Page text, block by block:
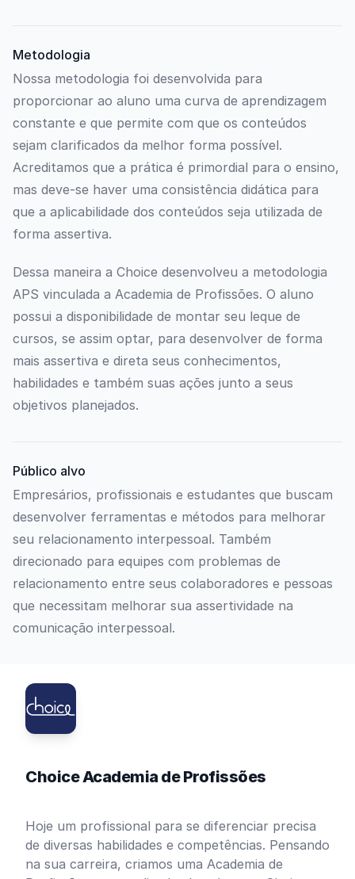
Metodologia
Nossa metodologia foi desenvolvida para
proporcionar ao aluno uma curva de aprendizagem
constante e que permite com que os conteúdos
sejam clarificados da melhor forma possível.
Acreditamos que a prática é primordial para o ensino,
mas deve-se haver uma consistência didática para
que a aplicabilidade dos conteúdos seja utilizada de
forma assertiva.
Dessa maneira a Choice desenvolveu a metodologia
APS vinculada a Academia de Profissões. O aluno
possui a disponibilidade de montar seu leque de
cursos, se assim optar, para desenvolver de forma
mais assertiva e direta seus conhecimentos,
habilidades e também suas ações junto a seus
objetivos planejados.
Público alvo
Empresários, profissionais e estudantes que buscam
desenvolver ferramentas e métodos para melhorar
seu relacionamento interpessoal. Também
direcionado para equipes com problemas de
relacionamento entre seus colaboradores e pessoas
que necessitam melhorar sua assertividade na
comunicação interpessoal.
Choice Academia de Profissões
Hoje um profissional para se diferenciar precisa
de diversas habilidades e competências. Pensando
na sua carreira, criamos uma Academia de